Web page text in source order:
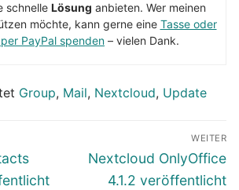
schnelle Lösung anbieten. Wer meinen
möchte, kann gerne eine Tasse oder
PayPal spenden – vielen Dank.
Group, Mail, Nextcloud, Update
WEITER
Nächster
Beitrag:
Nextcloud OnlyOffice
4.1.2 veröffentlicht